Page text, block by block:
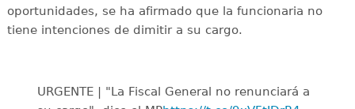
oportunidades, se ha afirmado que la funcionaria no
tiene intenciones de dimitir a su cargo.
URGENTE | "La Fiscal General no renunciará a